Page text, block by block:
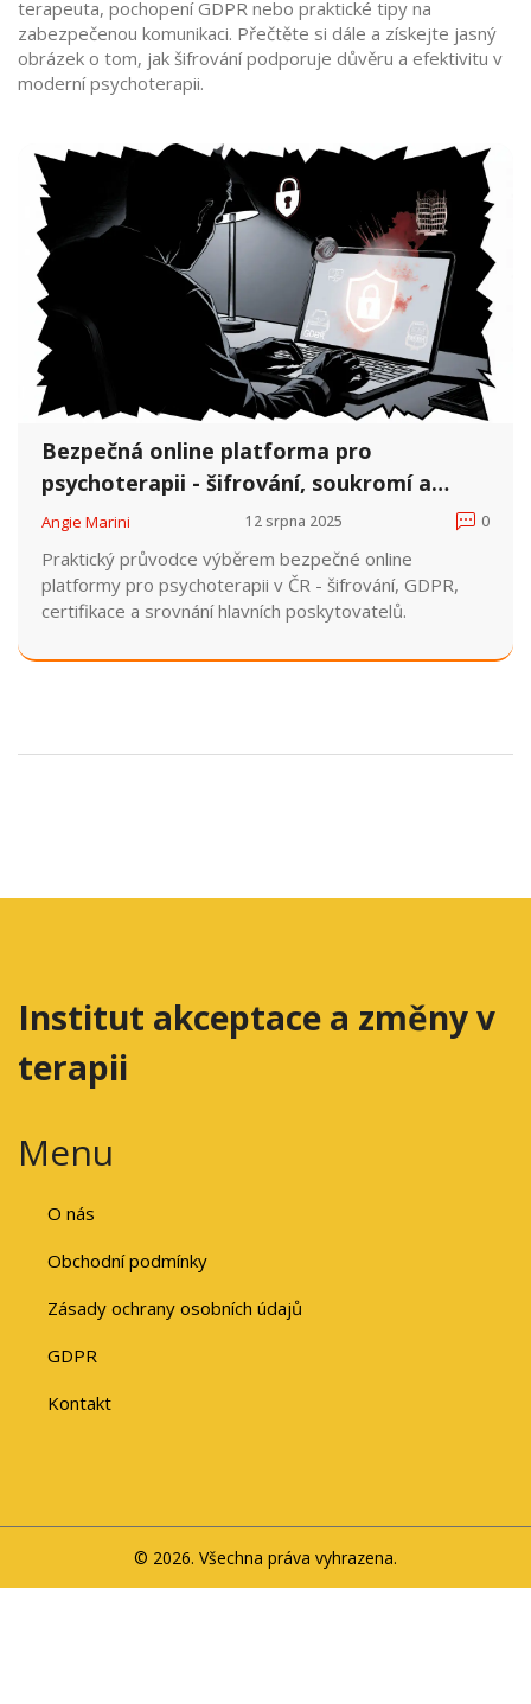
terapeuta, pochopení GDPR nebo praktické tipy na
zabezpečenou komunikaci. Přečtěte si dále a získejte jasný
obrázek o tom, jak šifrování podporuje důvěru a efektivitu v
moderní psychoterapii.
Bezpečná online platforma pro
psychoterapii - šifrování, soukromí a
výběr v ČR
Angie Marini 12 srpna 2025 0
Praktický průvodce výběrem bezpečné online
platformy pro psychoterapii v ČR - šifrování, GDPR,
certifikace a srovnání hlavních poskytovatelů.
Institut akceptace a změny v
terapii
Menu
O nás
Obchodní podmínky
Zásady ochrany osobních údajů
GDPR
Kontakt
© 2026. Všechna práva vyhrazena.